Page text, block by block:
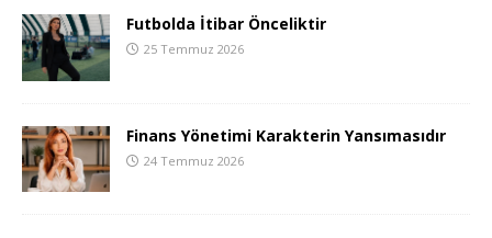
Futbolda İtibar Önceliktir
25 Temmuz 2026
Finans Yönetimi Karakterin Yansımasıdır
24 Temmuz 2026